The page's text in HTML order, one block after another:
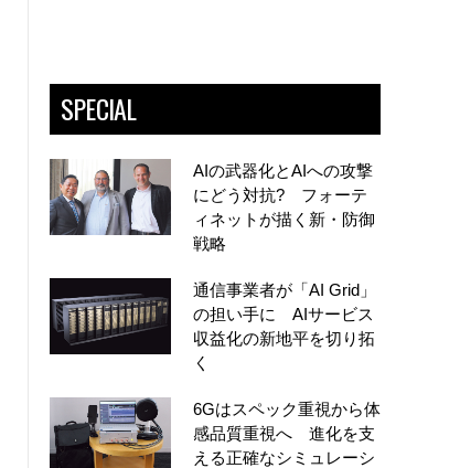
SPECIAL
AIの武器化とAIへの攻撃
にどう対抗? フォーテ
ィネットが描く新・防御
戦略
通信事業者が「AI Grid」
の担い手に AIサービス
収益化の新地平を切り拓
く
6Gはスペック重視から体
感品質重視へ 進化を支
える正確なシミュレーシ